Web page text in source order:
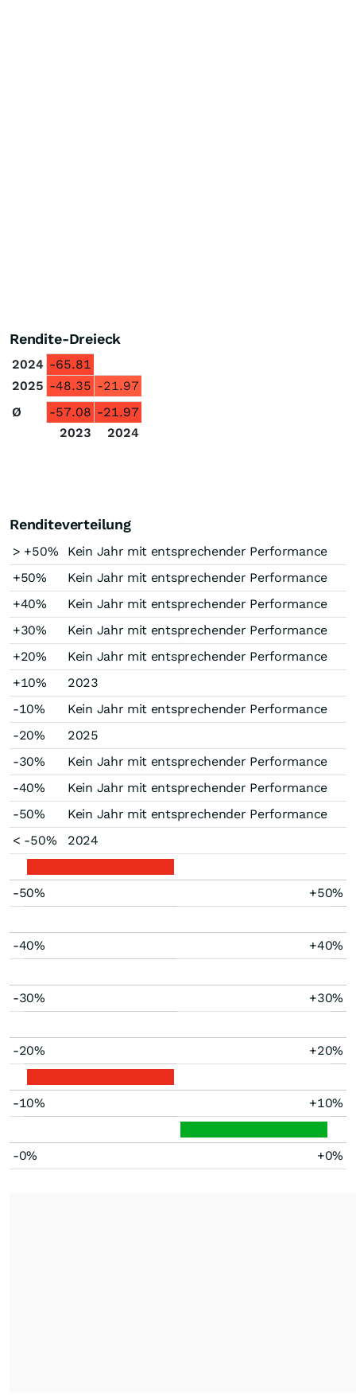
Rendite-Dreieck
2024 -65.81
2025 -48.35 -21.97
Ø
-57.08 -21.97
2023
2024
Renditeverteilung
> +50%
Kein Jahr mit entsprechender Performance
+50%
Kein Jahr mit entsprechender Performance
+40%
Kein Jahr mit entsprechender Performance
+30%
Kein Jahr mit entsprechender Performance
+20%
Kein Jahr mit entsprechender Performance
+10%
2023
-10%
Kein Jahr mit entsprechender Performance
-20%
2025
-30%
Kein Jahr mit entsprechender Performance
-40%
Kein Jahr mit entsprechender Performance
-50%
Kein Jahr mit entsprechender Performance
< -50%
2024
-50% +50%
-40% +40%
-30% +30%
-20% +20%
-10% +10%
-0% +0%